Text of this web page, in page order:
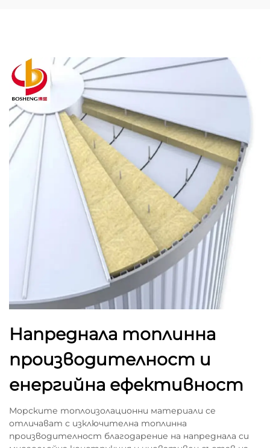
Напреднала топлинна
производителност и
енергийна ефективност
Морските топлоизолационни материали се
отличават с изключителна топлинна
производителност благодарение на напреднала си